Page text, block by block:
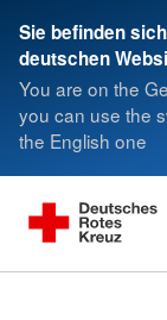
Sie befinden
deutschen
You are on the
you can use the
the English one